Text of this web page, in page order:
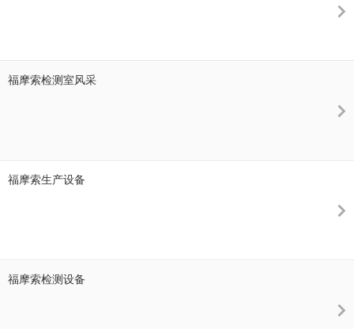
福摩索检测室风采
福摩索生产设备
福摩索检测设备